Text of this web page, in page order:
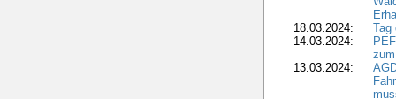
18.03.2024:
Tag
14.03.2024:
13.03.2024: